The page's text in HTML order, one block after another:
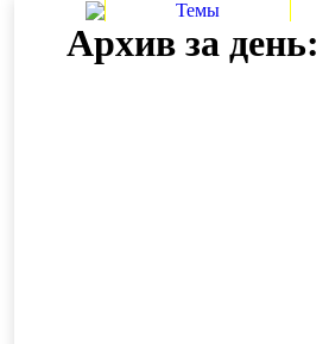
Темы
Архив за день: